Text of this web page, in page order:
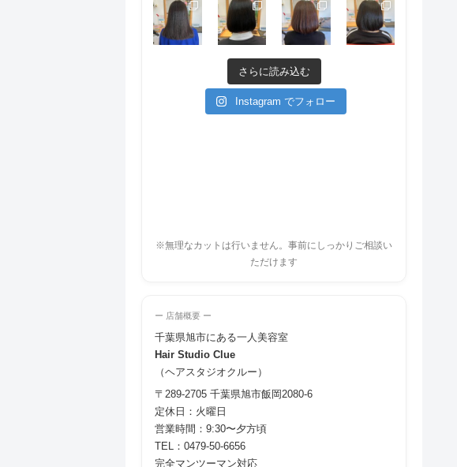
さらに読み込む
Instagram でフォロー
※無理なカットは行いません。事前にしっかりご相談い
ただけます
ー 店舗概要 ー
千葉県旭市にある一人美容室
Hair Studio Clue
（ヘアスタジオクルー）
〒289-2705 千葉県旭市飯岡2080-6
定休日：火曜日
営業時間：9:30〜夕方頃
TEL：0479-50-6656
完全マンツーマン対応